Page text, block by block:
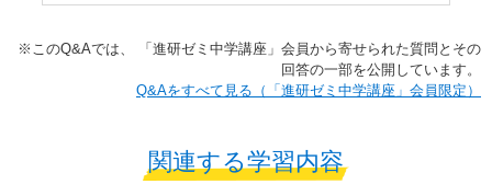
※​このQ&Aでは、​ 「進研ゼミ中学講座」​会員から寄せられた質問とその
回答の一部を公開しています。​
​​Q&Aをすべて見る（「進研ゼミ中学講座」会員限定）
関連する学習内容